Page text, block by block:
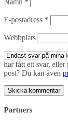
E-postadress *
Webbplats
har fått ett svar,
post? Du kan även
Partners